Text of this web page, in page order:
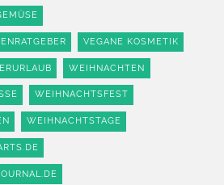
VEGANE KOSMETIK
WEIHNACHTEN
WEIHNACHTSFEST
WEIHNACHTSTAGE